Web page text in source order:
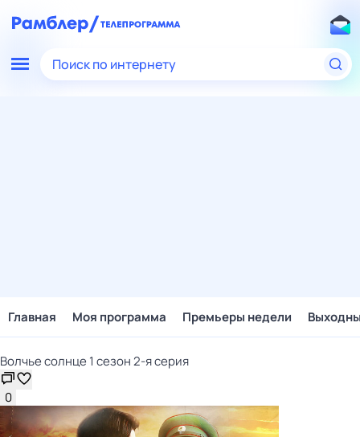
Поиск по интернету
Главная Моя программа Премьеры недели
Волчье солнце 1 сезон 2-я серия
0